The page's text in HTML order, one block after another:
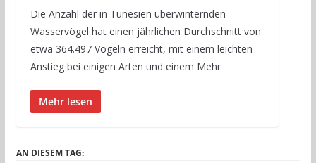
Die Anzahl der in Tunesien überwinternden
Wasservögel hat einen jährlichen Durchschnitt von
etwa 364.497 Vögeln erreicht, mit einem leichten
Anstieg bei einigen Arten und einem Mehr
Mehr lesen
AN DIESEM TAG: